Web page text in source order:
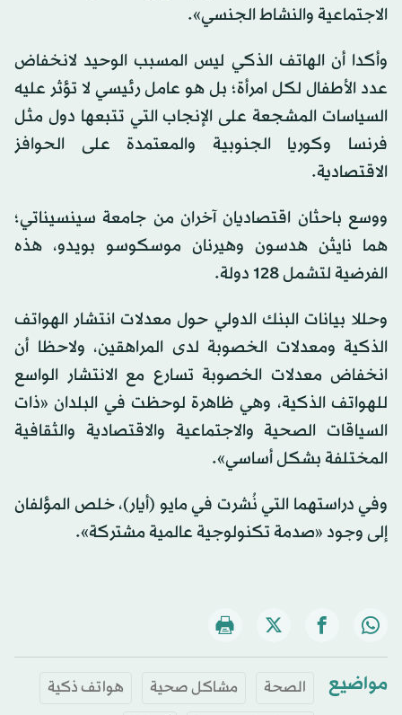
الاجتماعية والنشاط الجنسي».
وأكدا أن الهاتف الذكي ليس المسبب الوحيد لانخفاض
عدد الأطفال لكل امرأة؛ بل هو عامل رئيسي لا تؤثر عليه
السياسات المشجعة على الإنجاب التي تتبعها دول مثل
فرنسا وكوريا الجنوبية والمعتمدة على الحوافز
الاقتصادية.
ووسع باحثان اقتصاديان آخران من جامعة سينسيناتي؛
هما نايثن هدسون وهيرنان موسكوسو بويدو، هذه
الفرضية لتشمل 128 دولة.
وحللا بيانات البنك الدولي حول معدلات انتشار الهواتف
الذكية ومعدلات الخصوبة لدى المراهقين، ولاحظا أن
انخفاض معدلات الخصوبة تسارع مع الانتشار الواسع
للهواتف الذكية، وهي ظاهرة لوحظت في البلدان «ذات
السياقات الصحية والاجتماعية والاقتصادية والثقافية
المختلفة بشكل أساسي».
وفي دراستهما التي نُشرت في مايو (أيار)، خلص المؤلفان
إلى وجود «صدمة تكنولوجية عالمية مشتركة».
مواضيع الصحة مشاكل صحية
هواتف ذكية